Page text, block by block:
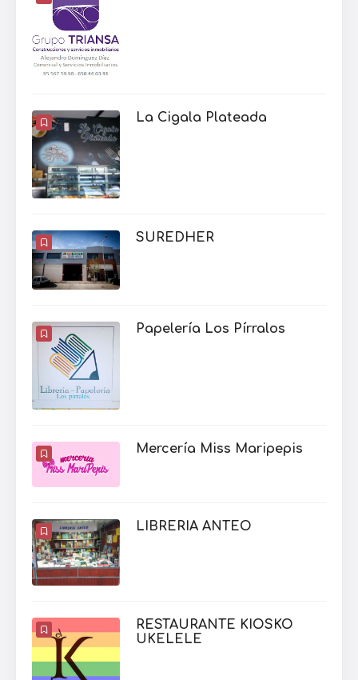
La Cigala Plateada
SUREDHER
Papelería Los Pírralos
Mercería Miss Maripepis
LIBRERIA ANTEO
RESTAURANTE KIOSKO
UKELELE